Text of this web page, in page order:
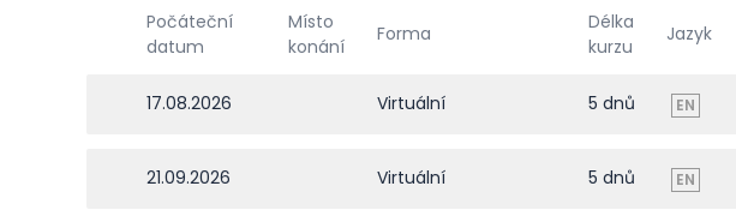
Počáteční
datum
Místo
konání
Forma
Délka
kurzu
Jazyk
17.08.2026 Virtuální 5 dnů EN
21.09.2026 Virtuální 5 dnů EN